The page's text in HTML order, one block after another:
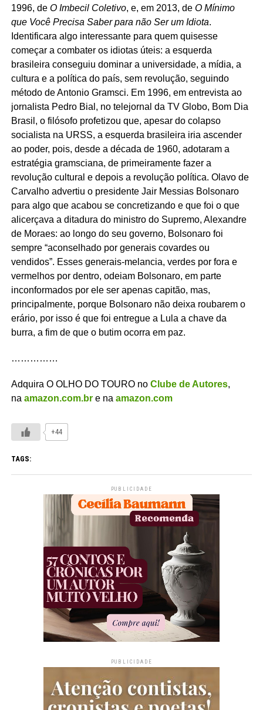
1996, de O Imbecil Coletivo, e, em 2013, de O Mínimo
que Você Precisa Saber para não Ser um Idiota.
Identificara algo interessante para quem quisesse
começar a combater os idiotas úteis: a esquerda
brasileira conseguiu dominar a universidade, a mídia, a
cultura e a política do país, sem revolução, seguindo
método de Antonio Gramsci. Em 1996, em entrevista ao
jornalista Pedro Bial, no telejornal da TV Globo, Bom Dia
Brasil, o filósofo profetizou que, apesar do colapso
socialista na URSS, a esquerda brasileira iria ascender
ao poder, pois, desde a década de 1960, adotaram a
estratégia gramsciana, de primeiramente fazer a
revolução cultural e depois a revolução política. Olavo de
Carvalho advertiu o presidente Jair Messias Bolsonaro
para algo que acabou se concretizando e que foi o que
alicerçava a ditadura do ministro do Supremo, Alexandre
de Moraes: ao longo do seu governo, Bolsonaro foi
sempre “aconselhado por generais covardes ou
vendidos”. Esses generais-melancia, verdes por fora e
vermelhos por dentro, odeiam Bolsonaro, em parte
inconformados por ele ser apenas capitão, mas,
principalmente, porque Bolsonaro não deixa roubarem o
erário, por isso é que foi entregue a Lula a chave da
burra, a fim de que o butim ocorra em paz.
……………
Adquira O OLHO DO TOURO no Clube de Autores,
na amazon.com.bre na amazon.com
+44
TAGS:
PUBLICIDADE
PUBLICIDADE